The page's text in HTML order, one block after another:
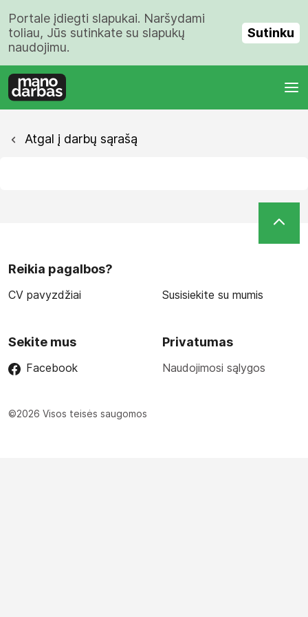
Portale įdiegti slapukai. Naršydami
toliau, Jūs sutinkate su slapukų
naudojimu.
Sutinku
Atgal į darbų sąrašą
Reikia pagalbos?
CV pavyzdžiai Susisiekite su mumis
Sekite mus
Facebook
Privatumas
Naudojimosi sąlygos
©2026 Visos teisės saugomos